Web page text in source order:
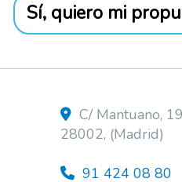
Sí, quiero mi
C/ Mantuano,
28002, (Madrid)
91 424 08 80